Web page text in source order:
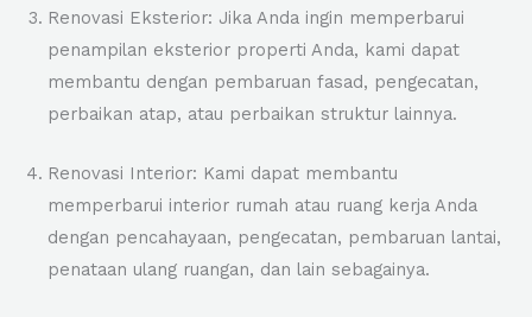
Renovasi Eksterior: Jika Anda ingin memperbarui
penampilan eksterior properti Anda, kami dapat
membantu dengan pembaruan fasad, pengecatan,
perbaikan atap, atau perbaikan struktur lainnya.
Renovasi Interior: Kami dapat membantu
memperbarui interior rumah atau ruang kerja Anda
dengan pencahayaan, pengecatan, pembaruan lantai,
penataan ulang ruangan, dan lain sebagainya.